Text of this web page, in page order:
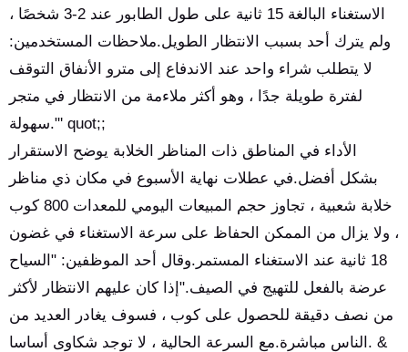
الاستغناء البالغة 15 ثانية على طول الطابور عند 2-3 شخصًا ،
ولم يترك أحد بسبب الانتظار الطويل.ملاحظات المستخدمين:
لا يتطلب شراء واحد عند الاندفاع إلى مترو الأنفاق التوقف
لفترة طويلة جدًا ، وهو أكثر ملاءمة من الانتظار في متجر
سهولة."' quot;;
الأداء في المناطق ذات المناظر الخلابة يوضح الاستقرار
بشكل أفضل.في عطلات نهاية الأسبوع في مكان ذي مناظر
خلابة شعبية ، تجاوز حجم المبيعات اليومي للمعدات 800 كوب
، ولا يزال من الممكن الحفاظ على سرعة الاستغناء في غضون
18 ثانية عند الاستغناء المستمر.وقال أحد الموظفين: "السياح
عرضة بالفعل للتهيج في الصيف."إذا كان عليهم الانتظار لأكثر
من نصف دقيقة للحصول على كوب ، فسوف يغادر العديد من
الناس مباشرة.مع السرعة الحالية ، لا توجد شكاوى أساسا. &